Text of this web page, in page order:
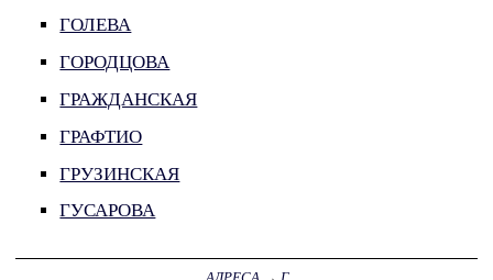
ГОЛЕВА
ГОРОДЦОВА
ГРАЖДАНСКАЯ
ГРАФТИО
ГРУЗИНСКАЯ
ГУСАРОВА